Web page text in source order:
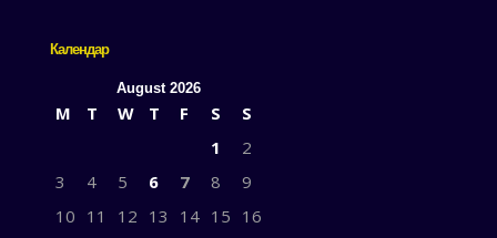
Календар
August 2026
M T W T F S
S
1
2
3
4 5 6 7 8
9
10 11 12 13 14 15 16